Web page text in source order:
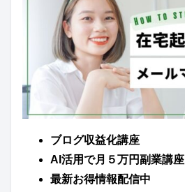
ブログ収益化講座
AI活用で月５万円副業講座
最新お得情報配信中